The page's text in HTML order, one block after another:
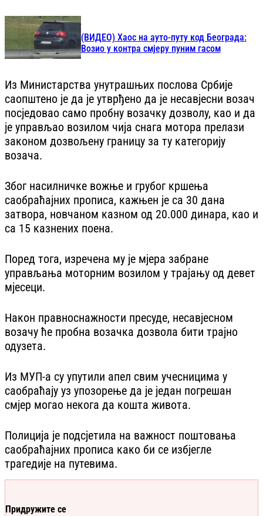
(ВИДЕО) Хаос на ауто-путу код Београда:
Возио у контра смјеру пуним гасом
Из Министарства унутрашњих послова Србије
саопштено је да је утврђено да је несавјесни возач
посједовао само пробну возачку дозволу, као и да
је управљао возилом чија снага мотора прелази
законом дозвољену границу за ту категорију
возача.
Због насилничке вожње и грубог кршења
саобраћајних прописа, кажњен је са 30 дана
затвора, новчаном казном од 20.000 динара, као и
са 15 казнених поена.
Поред тога, изречена му је мјера забране
управљања моторним возилом у трајању од девет
мјесеци.
Након правноснажности пресуде, несавјесном
возачу ће пробна возачка дозвола бити трајно
одузета.
Из МУП-а су упутили апел свим учесницима у
саобраћају уз упозорење да је један погрешан
смјер могао некога да кошта живота.
Полиција је подсјетила на важност поштовања
саобраћајних прописа како би се избјегле
трагедије на путевима.
Придружите се